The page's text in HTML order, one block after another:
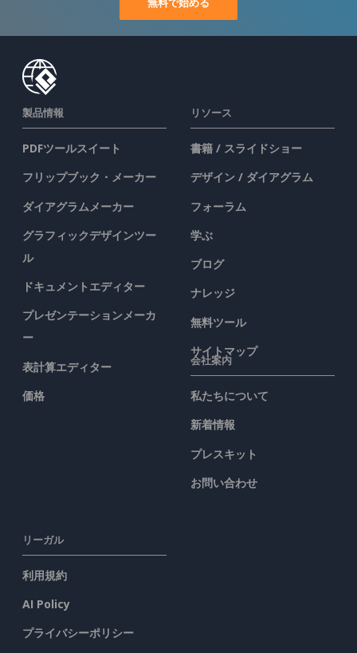
製品情報
PDFツールスイート
フリップブック・メーカー
ダイアグラムメーカー
グラフィックデザインツー
ル
ドキュメントエディター
プレゼンテーションメーカ
ー
表計算エディター
価格
リソース
書籍 / スライドショー
デザイン / ダイアグラム
フォーラム
学ぶ
ブログ
ナレッジ
無料ツール
サイトマップ
会社案内
私たちについて
新着情報
プレスキット
お問い合わせ
リーガル
利用規約
AI Policy
プライバシーポリシー